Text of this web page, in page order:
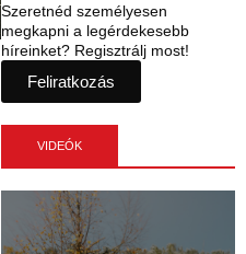
Szeretnéd személyesen
megkapni a legérdekesebb
híreinket? Regisztrálj most!
Feliratkozás
VIDEÓK